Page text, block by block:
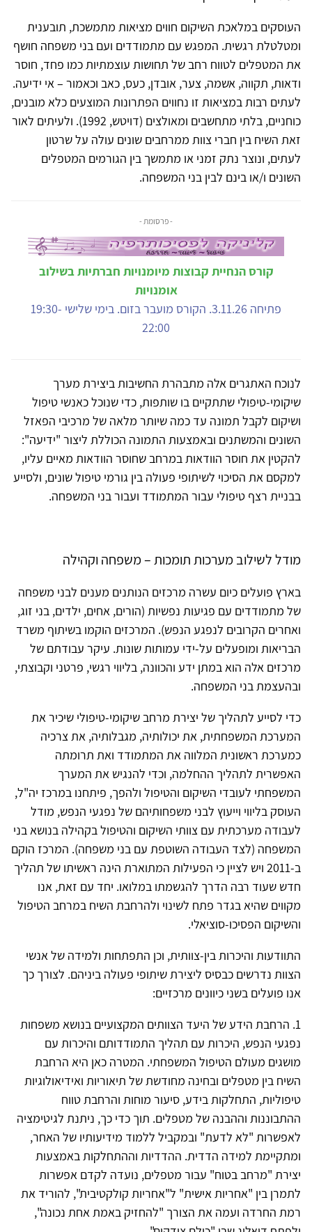
העוסקים במלאכת השיקום חווים מציאות מתמשכת, תובענית
ומטלטלת רגשית. המפגש עם מתמודדים ועם בני משפחה חושף
את המטפלים לטווח רחב של תחושות עוצמתיות כמו פחד, חוסר
ודאות, תקווה, אשמה, צער, אובדן, כעס, כאב וכאמור – אי ידיעה.
לעתים רבות במציאות זו נחווים הפתרונות המוצעים כלא מובנים,
כוחניים, בלתי מתחשבים ומאולצים (דויטש, 1992). ולעיתים לאור
זאת השיח בין חברי צוות ממרחבים שונים עולה על שרטון
לעתים, ונוצר נתק זמני או מתמשך בין הגורמים המטפלים
השונים ו/או בינם לבין בני המשפחה.
- פרסומת -
קורס הנחיית קבוצות מיומנויות חברתיות בשילוב
אומנויות
פתיחה 3.11.26. הקורס מועבר בזום. בימי שלישי 19:30-
22:00
לנוכח האתגרים אלה מתבהרת החשיבות ביצירת מערך
שיקומי-טיפולי שתתקיים בו שותפות, כדי שנוכל כאנשי טיפול
ושיקום לקבל תמונה עד כמה שיותר מלאה של מרכיבי הפאזל
השונים והמשתנים ובאמצעות התמונה הכוללת ליצור "ידיעה":
להקטין את חוסר הוודאות במרחב שחוסר הוודאות מאיים עליו,
למקסם את הסיכוי לשיתופי פעולה בין גורמי טיפול שונים, ולסייע
בבניית רצף טיפולי עבור המתמודד ועבור בני המשפחה.
מודל לשילוב מערכות תומכות – משפחה וקהילה
בארץ פועלים כיום עשרה מרכזים הנותנים מענים לבני משפחה
של מתמודדים עם פגיעות נפשיות (הורים, אחים, ילדים, בני זוג,
ואחרים הקרובים לנפגע הנפש). המרכזים הוקמו בשיתוף משרד
הבריאות ומופעלים על-ידי עמותות שונות. עיקר עבודתם של
מרכזים אלה הוא במתן ידע והכוונה, בליווי רגשי, פרטני וקבוצתי,
ובהעצמת בני המשפחה.
כדי לסייע לתהליך של יצירת מרחב שיקומי-טיפולי שיכיר את
המערכת המשפחתית, את יכולותיה, מגבלותיה, את צרכיה
כמערכת ראשונית המלווה את המתמודד ואת תרומתה
האפשרית לתהליך ההחלמה, וכדי להנגיש את המערך
המשפחתי לעובדי השיקום והטיפול ולהפך, פיתחנו במרכז יה"ל,
העוסק בליווי וייעוץ לבני משפחותיהם של נפגעי הנפש, מודל
לעבודה מערכתית עם צוותי השיקום והטיפול בקהילה בנושא בני
המשפחה (לצד העבודה השוטפת עם בני משפחה). המרכז הוקם
ב-2011 ויש לציין כי הפעילות המתוארת הינה ראשיתו של תהליך
חדש שעוד רבה הדרך להגשמתו במלואו. יחד עם זאת, אנו
מקווים שהיא בגדר פתח לשינוי ולהרחבת השיח במרחב הטיפול
והשיקום הפסיכו-סוציאלי.
התוודעות והיכרות בין-צוותית, וכן התפתחות ולמידה של אנשי
הצוות נדרשים כבסיס ליצירת שיתופי פעולה ביניהם. לצורך כך
אנו פועלים בשני כיוונים מרכזיים:
1. הרחבת הידע של היעד הצוותים המקצועיים בנושא משפחות
נפגעי הנפש, היכרות עם תהליך התמודדותם והיכרות עם
מושגים מעולם הטיפול המשפחתי. המטרה כאן היא הרחבת
השיח בין מטפלים ובחינה מחודשת של תיאוריות ואידיאולוגיות
טיפוליות, התחלקות בידע, סיעור מוחות והרחבת טווח
ההתבוננות וההבנה של מטפלים. תוך כדי כך, ניתנת לגיטימציה
לאפשרות "לא לדעת" ובמקביל ללמוד מידיעותיו של האחר,
ומתקיימת למידה הדדית. ההדדיות וההתחלקות באמצעות
יצירת "מרחב בטוח" עבור מטפלים, נועדה לקדם אפשרות
לתמרן בין "אחריות אישית" ל"אחריות קולקטיבית", להוריד את
רמת החרדה ועמה את הצורך "להחזיק באמת אחת נכונה",